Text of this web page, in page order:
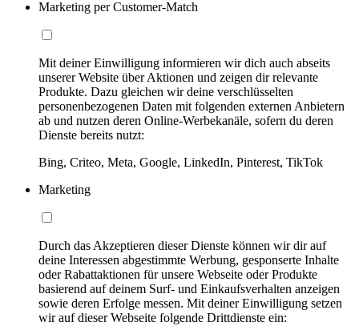
Marketing per Customer-Match
Mit deiner Einwilligung informieren wir dich auch abseits
unserer Website über Aktionen und zeigen dir relevante
Produkte. Dazu gleichen wir deine verschlüsselten
personenbezogenen Daten mit folgenden externen Anbietern
ab und nutzen deren Online-Werbekanäle, sofern du deren
Dienste bereits nutzt:
Bing, Criteo, Meta, Google, LinkedIn, Pinterest, TikTok
Marketing
Durch das Akzeptieren dieser Dienste können wir dir auf
deine Interessen abgestimmte Werbung, gesponserte Inhalte
oder Rabattaktionen für unsere Webseite oder Produkte
basierend auf deinem Surf- und Einkaufsverhalten anzeigen
sowie deren Erfolge messen. Mit deiner Einwilligung setzen
wir auf dieser Webseite folgende Drittdienste ein: